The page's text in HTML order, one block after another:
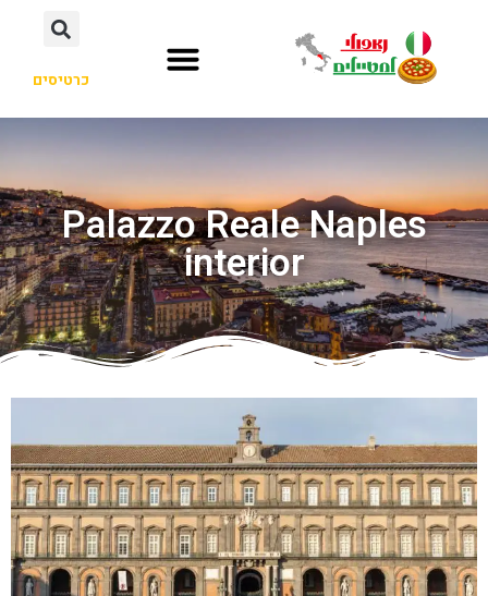
כרטיסים
Palazzo Reale Naples
interior